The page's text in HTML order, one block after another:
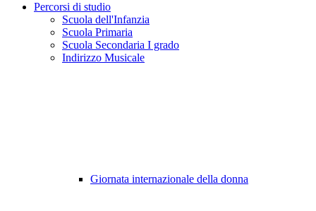
Percorsi di studio
Scuola dell'Infanzia
Scuola Primaria
Scuola Secondaria I grado
Indirizzo Musicale
Giornata internazionale della donna